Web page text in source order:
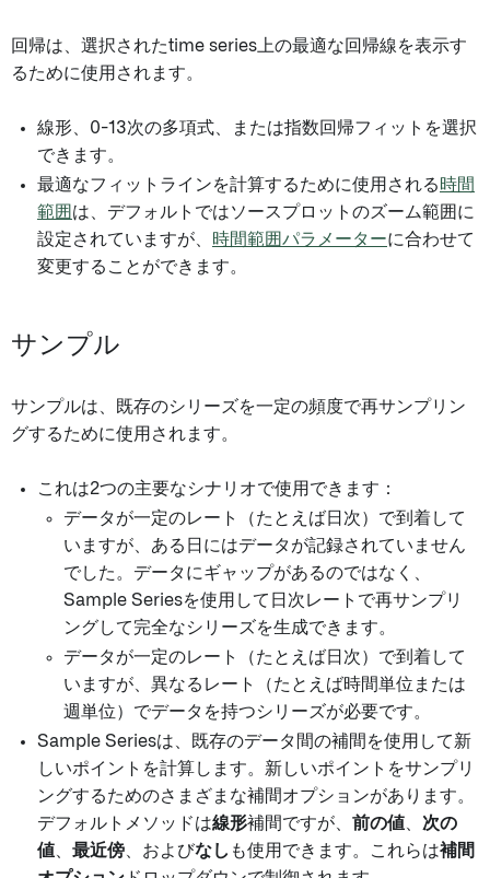
回帰は、選択されたtime series上の最適な回帰線を表示す
るために使用されます。
線形、0-13次の多項式、または指数回帰フィットを選択
できます。
最適なフィットラインを計算するために使用される 時間
範囲 は、デフォルトではソースプロットのズーム範囲に
設定されていますが、
時間範囲パラメーターに合わせて
変更することができます。
サンプル
サンプルは、既存のシリーズを一定の頻度で再サンプリン
グするために使用されます。
これは2つの主要なシナリオで使用できます：
データが一定のレート（たとえば日次）で到着して
いますが、ある日にはデータが記録されていません
でした。データにギャップがあるのではなく、
Sample Seriesを使用して日次レートで再サンプリ
ングして完全なシリーズを生成できます。
データが一定のレート（たとえば日次）で到着して
いますが、異なるレート（たとえば時間単位または
週単位）でデータを持つシリーズが必要です。
Sample Seriesは、既存のデータ間の補間を使用して新
しいポイントを計算します。新しいポイントをサンプリ
ングするためのさまざまな補間オプションがあります。
デフォルトメソッドは線形補間ですが、 前の値
次の
値
最近傍 、およびなし も使用できます。これらは補間